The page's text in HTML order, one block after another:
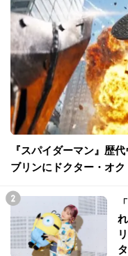
『スパイダーマン』歴
ブリンにドクター・オ